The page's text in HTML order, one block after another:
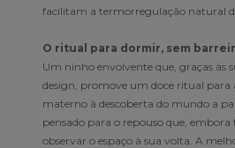
facilitam a termorregulação natural
O ritual para dormir, sem
Um ninho envolvente que, graças às
design, promove um doce ritual para
materno à descoberta do mundo a
pensado para o repouso que,
observar o espaço à sua volta. A